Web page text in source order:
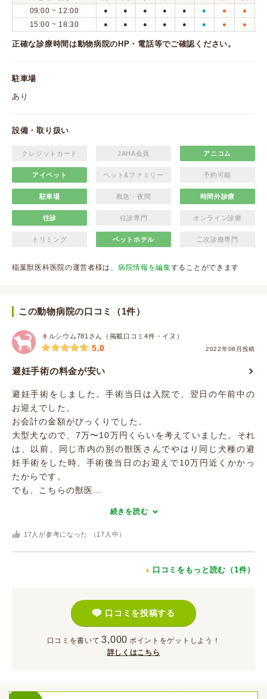
09:00 ~ 12:00
● ● ● ● ● ● ● ●
15:00 ~ 18:30 ● ● ● ● ● ● ● ●
正確な診療時間は動物病院のHP・電話等でご確認ください。
駐車場
あり
設備・取り扱い
クレジットカード JAHA会員 アニコム
アイペット ペット&ファミリー 予約可能
駐車場 救急・夜間 時間外診療
往診 往診専門 オンライン診療
トリミング ペットホテル 二次診療専門
稲葉獣医科医院の運営者様は、 病院情報を編集することができます
この動物病院の口コミ（1件）
キルシウム781さん（掲載口コミ4件・イヌ）
2022年08月投稿
5.0
避妊手術の料金が安い
避妊手術をしました。手術当日は入院で、翌日の午前中の
お迎えでした。
お会計の金額がびっくりでした。
大型犬なので、7万〜10万円くらいを考えていました。それ
は、以前、同じ市内の別の獣医さんでやはり同じ犬種の避
妊手術をした時、手術後当日のお迎えで10万円近くかかっ
たからです。
でも、こちらの獣医...
続きを読む
17 人が参考になった （ 17 人中）
口コミをもっと読む（1件）
口コミを投稿する
口コミを書いて 3,000 ポイント をゲットしよう！
詳しくはこちら